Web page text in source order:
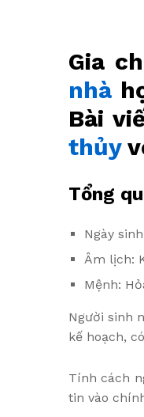
Gia
nhà
Bài
thủy
Tổng
Ngày
Âm lịch:
Mệnh:
Người sinh
kế hoạch,
Tính cách
tin vào